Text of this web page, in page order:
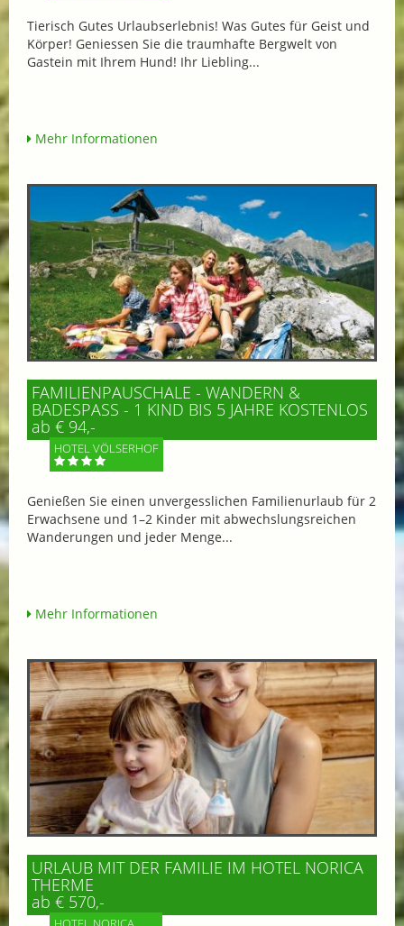
Tierisch Gutes Urlaubserlebnis! Was Gutes für Geist und
Körper! Geniessen Sie die traumhafte Bergwelt von
Gastein mit Ihrem Hund! Ihr Liebling...
Mehr Informationen
FAMILIENPAUSCHALE - WANDERN &
BADESPASS - 1 KIND BIS 5 JAHRE KOSTENLOS
ab € 94,-
HOTEL VÖLSERHOF
Genießen Sie einen unvergesslichen Familienurlaub für 2
Erwachsene und 1–2 Kinder mit abwechslungsreichen
Wanderungen und jeder Menge...
Mehr Informationen
URLAUB MIT DER FAMILIE IM HOTEL NORICA
THERME
ab € 570,-